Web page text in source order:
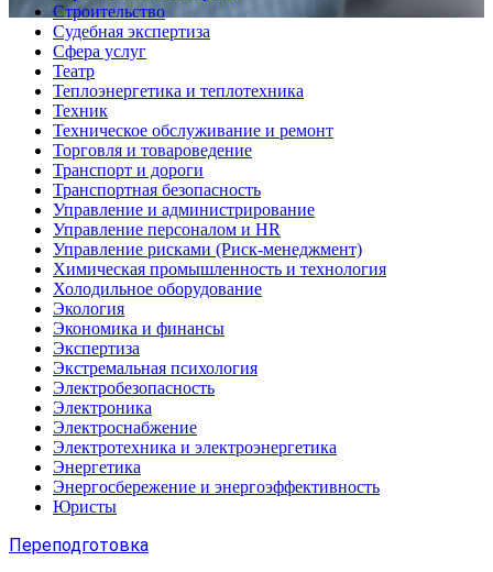
Строительство
Судебная экспертиза
Сфера услуг
Театр
Теплоэнергетика и теплотехника
Техник
Техническое обслуживание и ремонт
Торговля и товароведение
Транспорт и дороги
Транспортная безопасность
Управление и администрирование
Управление персоналом и HR
Управление рисками (Риск-менеджмент)
Химическая промышленность и технология
Холодильное оборудование
Экология
Экономика и финансы
Экспертиза
Экстремальная психология
Электробезопасность
Электроника
Электроснабжение
Электротехника и электроэнергетика
Энергетика
Энергосбережение и энергоэффективность
Юристы
Переподготовка